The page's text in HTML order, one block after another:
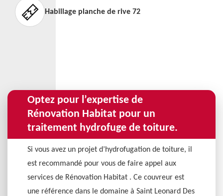
Habillage planche de rive 72
Optez pour l’expertise de
Rénovation Habitat pour un
traitement hydrofuge de toiture.
Si vous avez un projet d’hydrofugation de toiture, il
est recommandé pour vous de faire appel aux
services de Rénovation Habitat . Ce couvreur est
une référence dans le domaine à Saint Leonard Des